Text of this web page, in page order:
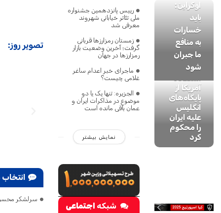
اوکراین:
باید
خسارات
به‌ منافع
ما جبران
شود
وزارت
خارجه
صدور
مجوز
آمریکا از
پایگاه‌های
انگلیس
علیه ایران
را محکوم
کرد
غریب‌آبادی:
پیشنهاد
مسیر جدید
ارائه کردیم
قدردانی
عراقچی
از عراق
برای
باشکوه
مراسم
امام
شهید
رییس پانزدهمین جشنواره
ملی تئاتر خیابانی شهروند
معرفی شد
زمستان رمزارزها قربانی
گرفت؛ آخرین وضعیت بازار
رمزارزها در جهان
ماجرای خبر اعدام ساغر
غلامی چیست؟
الجزیره: تنها یک یا دو
موضوع در مذاکرات ایران و
عمان باقی مانده است
نمایش بیشتر
شبکه اجتماعی
تصویر روز:
سرلشکر